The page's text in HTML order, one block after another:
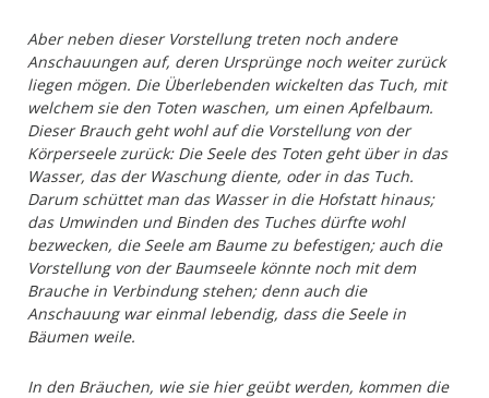
Aber neben dieser Vorstellung treten noch andere
Anschauungen auf, deren Ursprünge noch weiter zurück
liegen mögen. Die Überlebenden wickelten das Tuch, mit
welchem sie den Toten waschen, um einen Apfelbaum.
Dieser Brauch geht wohl auf die Vorstellung von der
Körperseele zurück: Die Seele des Toten geht über in das
Wasser, das der Waschung diente, oder in das Tuch.
Darum schüttet man das Wasser in die Hofstatt hinaus;
das Umwinden und Binden des Tuches dürfte wohl
bezwecken, die Seele am Baume zu befestigen; auch die
Vorstellung von der Baumseele könnte noch mit dem
Brauche in Verbindung stehen; denn auch die
Anschauung war einmal lebendig, dass die Seele in
Bäumen weile.
In den Bräuchen, wie sie hier geübt werden, kommen die